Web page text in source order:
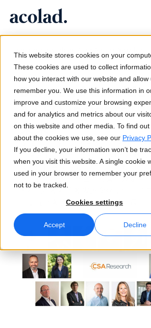
This website stores cookies on your
These cookies are used to collect
how you interact with our website and allow
remember you. We use this information in
improve and customize your browsing
and for analytics and metrics about our
on this website and other media. To find
about the cookies we use, see our Privacy
If you decline, your information won’t be
when you visit this website. A single cookie
used in your browser to remember your
not to be tracked.
Cookies settings
Accept Decline
翻译
AI 速度，人类精度
口译服务
随时随地无缝沟通
媒体与娱乐
让故事出现在每个屏幕上
咨询与外包
触达并转化全球受众
转录
将音频转化为可执行内容
Lia Translate
即时品牌一致翻译
连接能力
简化的工作流集成
AI 同声传译
实时语音翻译
高效大规模配音
AI 数据服务
用高质量数据增强 AI
成功案例
来自客户的真实成果
文章
专家对全球内容的见解
电子书
深度指南与策略
关于 Acolad
可持续发展
合作伙伴
新闻
地点
职业机会
Bertrand Gstalder 在 CSA CEO Insights
2024 年 7 月 9 日
Bertrand Gstalder
A CEO Insights 中
未来
“随着我们放弃以语言为中心的传统
步快速地进入 AI 增强型全球内容解决
我们开始看到过去几个月的辛勤工作
展已初见成效。尽管绝对真理只是营
术和思维都在不断发展变化，但一些
朗，既带来了挑战，也带来了机遇。”